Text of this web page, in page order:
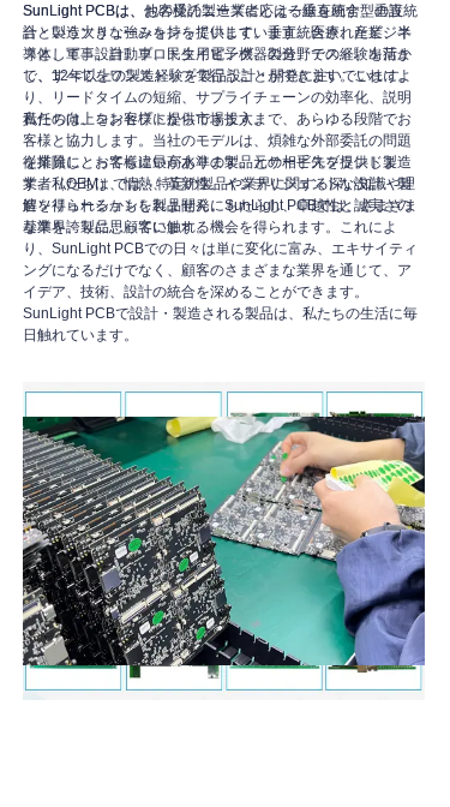
業界チェーン全体のリソースを統合することで、サプライチ
ェーン管理とコミュニケーションコストを大幅に削減し、市
場投入までの時間を短縮する真のワンストップサービスを提
供することをお約束します。
私たちは幅広い業界経験を持ち、以下を含む多岐にわたるコ
ンシューマーエレクトロニクスおよびライフスタイルテクノ
ロジー分野で成功を収めてきました。
美容機器、パーソナルケア製品、スマートホーム機器、浄水
システム、空気清浄機、暖炉暖房機器、EV充電ステーショ
ン。私たちの技術チーム、特に組み込みソフトウェアエンジ
ニアは、12年以上の開発経験を持ち、さまざまなインテリジ
ェント製品に堅牢で信頼性の高い基盤システムサポートを提
供しています。
私たちは単なる製造業者ではなく、共同創造パートナーで
す。深い製造ノウハウと実用的な設計思想により、お客様の
開発リスクを軽減し、製品ローンチサイクルを短縮し、市場
SunLight PCBは、他の受託製造業者とは一線を画す、垂直統
合という大きな強みを持っています。垂直統合されたビジネ
スとして、設計、プロトタイピング、製造、テスト、出荷ま
で、すべてをワンストップで行うことができます。これによ
り、リードタイムの短縮、サプライチェーンの効率化、説明
責任の向上をお客様に提供できます。
従業員にとっても違いがあります。元の相手先ブランド製造
業者（OEM）では、特定の製品や業界に関する深い知識や理
解を得られるかもしれません。SunLight PCBでは、さまざま
な業界、製品、顧客に触れる機会を得られます。これによ
り、SunLight PCBでの日々は単に変化に富み、エキサイティ
ングになるだけでなく、顧客のさまざまな業界を通じて、ア
イデア、技術、設計の統合を深めることができます。
SunLight PCBで設計・製造される製品は、私たちの生活に毎
日触れています。
SunLight PCBは、お客様のニーズに応える垂直統合型の設
計・製造ソリューションを提供しています。医療、産業、半
導体、軍事、自動車、民生用電子機器の分野での経験を活か
し、12年以上の製造経験を製品設計・開発に注いでいます。
私たちは、コンセプトから市場投入まで、あらゆる段階でお
客様と協力します。当社のモデルは、煩雑な外部委託の問題
を排除し、お客様に最高水準の製品とサービスを提供しま
す。私たちは、情熱、革新性、インテリジェントな設計・製
造ソリューションを製品開発にもたらし、卓越性と誠実さの
基準を誇りに思っています。